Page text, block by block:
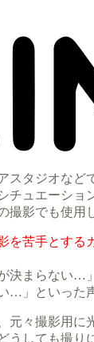
スタジオなど
チュエーショ
撮影でも使用
を苦手とする
決まらない…」
…」といった
元々撮影用に
うしても撮り